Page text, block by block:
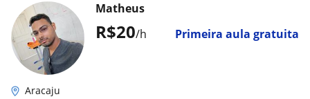
R$20/h Primeira aula gratuita
Matheus
Aracaju